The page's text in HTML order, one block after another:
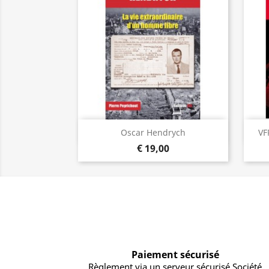
Oscar Hendrych
€ 19,00
Visualização rápida
Paiement sécurisé
Règlement via un serveur sécurisé Société